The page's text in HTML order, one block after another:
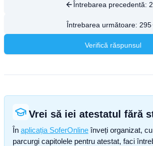
Întrebarea precedentă:
Întrebarea următoare: 295
Verifică răspunsul
Vrei să iei atestatul fără
În aplicația SoferOnline înveți organizat,
parcurgi capitolele pentru atestat, faci